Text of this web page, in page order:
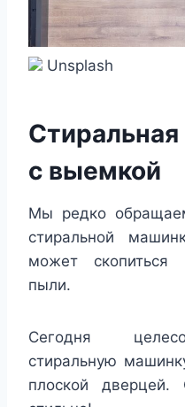
Unsplash
с выемкой
Мы редко
стиральной
может скопиться
пыли.
Сегодня
стиральную
плоской